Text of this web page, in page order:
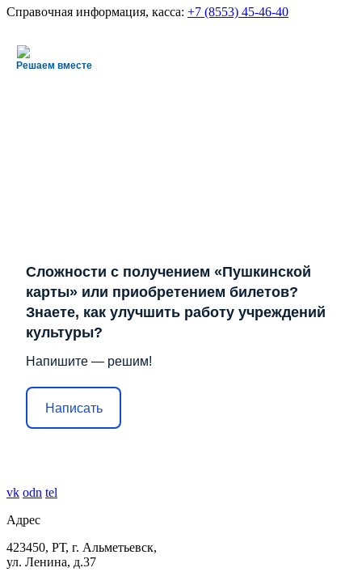
Справочная информация, касса: +7 (8553) 45-46-40
Решаем вместе
Сложности с получением «Пушкинской
карты» или приобретением билетов?
Знаете, как улучшить работу учреждений
культуры?
Напишите — решим!
Написать
vk odn tel
Адрес
423450, РТ, г. Альметьевск,
ул. Ленина, д.37